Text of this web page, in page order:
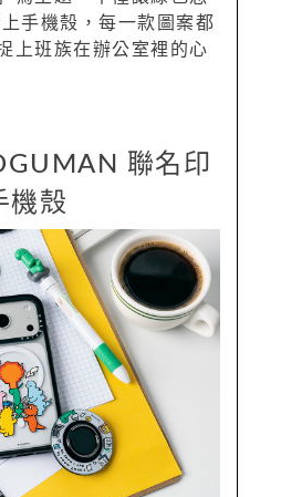
手機殼，每一款圖案都
上班族在辦公室裡的心
聯名印
機殼